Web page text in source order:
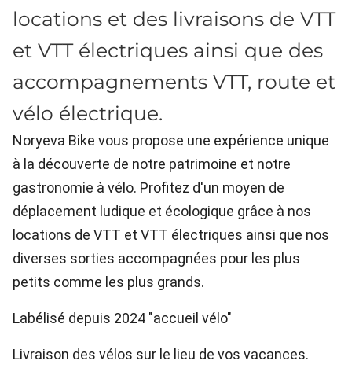
locations et des livraisons de VTT
et VTT électriques ainsi que des
accompagnements VTT, route et
vélo électrique.
Noryeva Bike vous propose une expérience unique
à la découverte de notre patrimoine et notre
gastronomie à vélo. Profitez d'un moyen de
déplacement ludique et écologique grâce à nos
locations de VTT et VTT électriques ainsi que nos
diverses sorties accompagnées pour les plus
petits comme les plus grands.
Labélisé depuis 2024 "accueil vélo"
Livraison des vélos sur le lieu de vos vacances.